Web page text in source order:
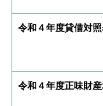
令和４年度貸借対
令和４年度正味財